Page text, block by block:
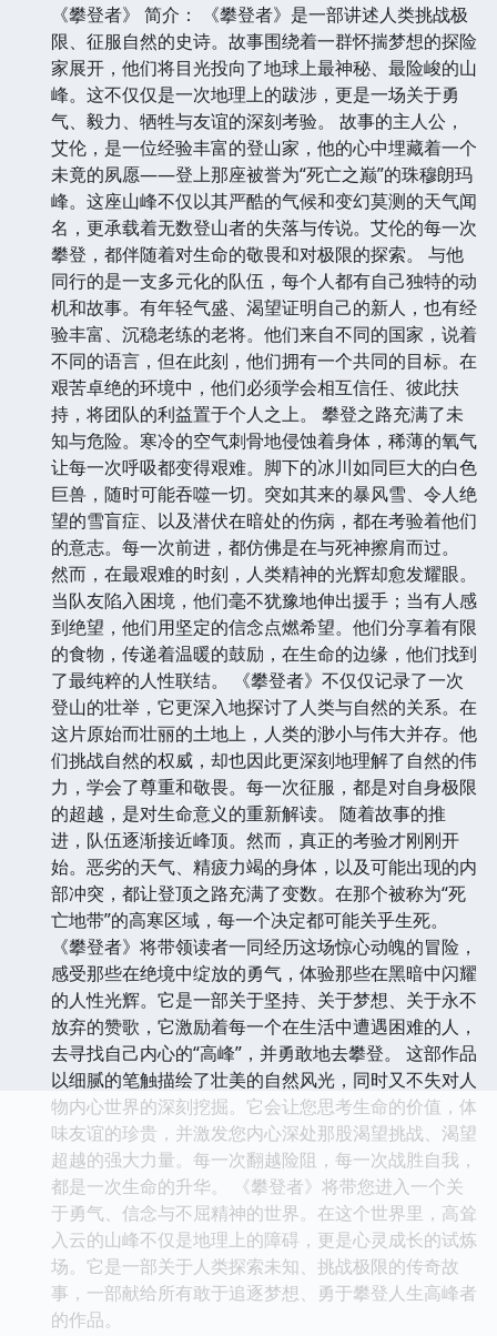
《攀登者》 简介： 《攀登者》是一部讲述人类挑战极
限、征服自然的史诗。故事围绕着一群怀揣梦想的探险
家展开，他们将目光投向了地球上最神秘、最险峻的山
峰。这不仅仅是一次地理上的跋涉，更是一场关于勇
气、毅力、牺牲与友谊的深刻考验。 故事的主人公，
艾伦，是一位经验丰富的登山家，他的心中埋藏着一个
未竟的夙愿——登上那座被誉为“死亡之巅”的珠穆朗玛
峰。这座山峰不仅以其严酷的气候和变幻莫测的天气闻
名，更承载着无数登山者的失落与传说。艾伦的每一次
攀登，都伴随着对生命的敬畏和对极限的探索。 与他
同行的是一支多元化的队伍，每个人都有自己独特的动
机和故事。有年轻气盛、渴望证明自己的新人，也有经
验丰富、沉稳老练的老将。他们来自不同的国家，说着
不同的语言，但在此刻，他们拥有一个共同的目标。在
艰苦卓绝的环境中，他们必须学会相互信任、彼此扶
持，将团队的利益置于个人之上。 攀登之路充满了未
知与危险。寒冷的空气刺骨地侵蚀着身体，稀薄的氧气
让每一次呼吸都变得艰难。脚下的冰川如同巨大的白色
巨兽，随时可能吞噬一切。突如其来的暴风雪、令人绝
望的雪盲症、以及潜伏在暗处的伤病，都在考验着他们
的意志。每一次前进，都仿佛是在与死神擦肩而过。
然而，在最艰难的时刻，人类精神的光辉却愈发耀眼。
当队友陷入困境，他们毫不犹豫地伸出援手；当有人感
到绝望，他们用坚定的信念点燃希望。他们分享着有限
的食物，传递着温暖的鼓励，在生命的边缘，他们找到
了最纯粹的人性联结。 《攀登者》不仅仅记录了一次
登山的壮举，它更深入地探讨了人类与自然的关系。在
这片原始而壮丽的土地上，人类的渺小与伟大并存。他
们挑战自然的权威，却也因此更深刻地理解了自然的伟
力，学会了尊重和敬畏。每一次征服，都是对自身极限
的超越，是对生命意义的重新解读。 随着故事的推
进，队伍逐渐接近峰顶。然而，真正的考验才刚刚开
始。恶劣的天气、精疲力竭的身体，以及可能出现的内
部冲突，都让登顶之路充满了变数。在那个被称为“死
亡地带”的高寒区域，每一个决定都可能关乎生死。
《攀登者》将带领读者一同经历这场惊心动魄的冒险，
感受那些在绝境中绽放的勇气，体验那些在黑暗中闪耀
的人性光辉。它是一部关于坚持、关于梦想、关于永不
放弃的赞歌，它激励着每一个在生活中遭遇困难的人，
去寻找自己内心的“高峰”，并勇敢地去攀登。 这部作品
以细腻的笔触描绘了壮美的自然风光，同时又不失对人
物内心世界的深刻挖掘。它会让您思考生命的价值，体
味友谊的珍贵，并激发您内心深处那股渴望挑战、渴望
超越的强大力量。每一次翻越险阻，每一次战胜自我，
都是一次生命的升华。 《攀登者》将带您进入一个关
于勇气、信念与不屈精神的世界。在这个世界里，高耸
入云的山峰不仅是地理上的障碍，更是心灵成长的试炼
场。它是一部关于人类探索未知、挑战极限的传奇故
事，一部献给所有敢于追逐梦想、勇于攀登人生高峰者
的作品。